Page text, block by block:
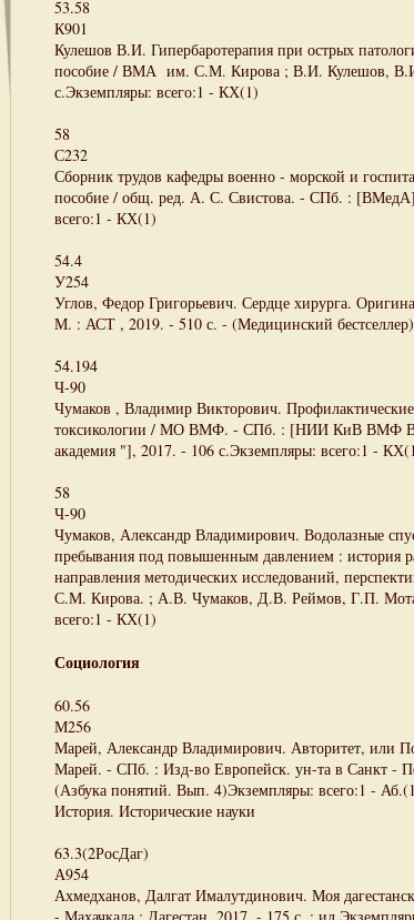
53.58
К901
Кулешов В.И. Гипербаротерапия при острых
пособие / ВМА им. С.М. Кирова ; В.И. Кулешов,
с.Экземпляры: всего:1 - КХ(1)
58
С232
Сборник трудов кафедры военно - морской и
пособие / общ. ред. А. С. Свистова. - СПб. :
всего:1 - КХ(1)
54.4
У254
Углов, Федор Григорьевич. Сердце хирурга.
М. : АСТ , 2019. - 510 с. - (Медицинский
54.194
Ч-90
Чумаков , Владимир Викторович.
токсикологии / МО ВМФ. - СПб. : [НИИ КиВ ВМФ
академия "], 2017. - 106 с.Экземпляры: всего:1 -
58
Ч-90
Чумаков, Александр Владимирович. Водолазные
пребывания под повышенным давлением : история
направления методических исследований,
С.М. Кирова. ; А.В. Чумаков, Д.В. Реймов, Г.П.
всего:1 - КХ(1)
Социология
60.56
М256
Марей, Александр Владимирович. Авторитет, или
Марей. - СПб. : Изд-во Европейск. ун-та в Санкт -
(Азбука понятий. Вып. 4)Экземпляры: всего:1 -
История. Исторические науки
63.3(2РосДаг)
А954
Ахмедханов, Далгат Ималутдинович. Моя